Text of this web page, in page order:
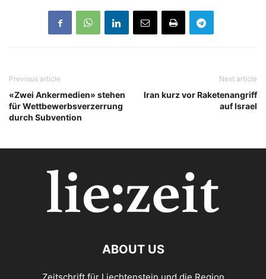
Previous article
«Zwei Ankermedien» stehen
für Wettbewerbsverzerrung
durch Subvention
Next article
Iran kurz vor Raketenangriff
auf Israel
ABOUT US